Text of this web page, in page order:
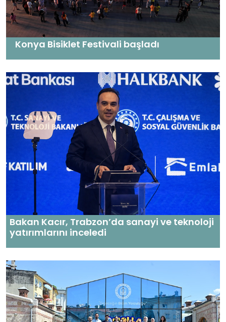
Konya Bisiklet Festivali başladı
Bakan Kacır, Trabzon’da sanayi ve teknoloji
yatırımlarını inceledi